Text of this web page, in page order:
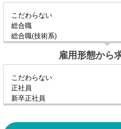
雇用形態から